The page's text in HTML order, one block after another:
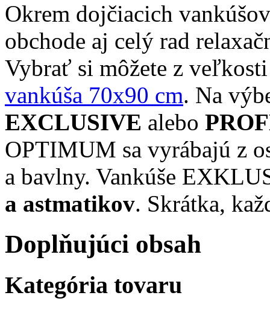
Okrem dojčiacich
obchode aj celý rad
Vybrať si môžete z
vankúša 70x90 cm. Na
EXCLUSIVE alebo
OPTIMUM sa vyrábajú z
a bavlny. Vankúše
a astmatikov. Skrátka,
Doplňujúci obsah
Kategória tovaru